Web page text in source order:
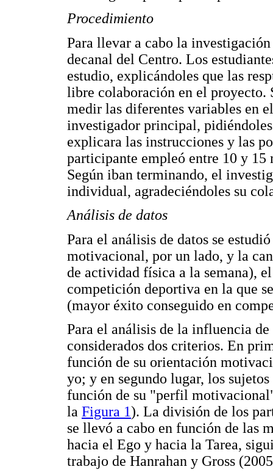
Procedimiento
Para llevar a cabo la
decanal del Centro. Los
estudio, explicándoles que las
libre colaboración en el proyecto.
medir las diferentes variables en
investigador principal,
explicara las instrucciones y las
participante empleó entre 10 y
Según iban terminando, el
individual, agradeciéndoles su
Análisis de datos
Para el análisis de datos se
motivacional, por un lado, y la
de actividad física a la semana),
competición deportiva en la que
(mayor éxito conseguido en
Para el análisis de la influencia
considerados dos criterios. En
función de su orientación
yo; y en segundo lugar, los
función de su "perfil
la Figura 1). La división de los
se llevó a cabo en función de las
hacia el Ego y hacia la Tarea,
trabajo de Hanrahan y Gross